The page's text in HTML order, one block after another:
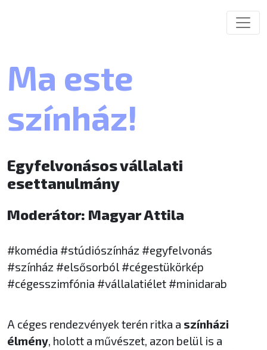
Ma este
színház!
Egyfelvonásos vállalati
esettanulmány
Moderátor: Magyar Attila
#komédia #stúdiószínház #egyfelvonás
#színház #elsősorból #cégestükörkép
#cégesszimfónia #vállalatiélet #minidarab
A céges rendezvények terén ritka a színházi
élmény, holott a művészet, azon belül is a